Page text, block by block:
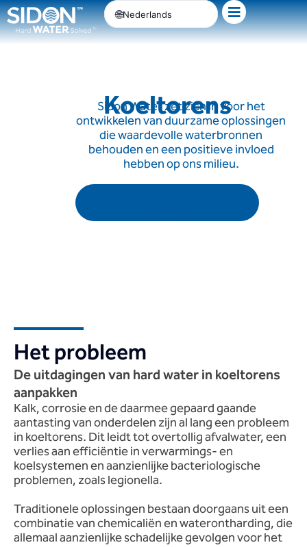
Ga
naar
de
Nederlands
Koeltorens
Sidon Water zet zich in voor het
ontwikkelen van duurzame oplossingen
die waardevolle waterbronnen
behouden en een positieve invloed
hebben op ons milieu.
Het probleem
De uitdagingen van hard water in koeltorens
aanpakken
Kalk, corrosie en de daarmee gepaard gaande
aantasting van onderdelen zijn al lang een probleem
in koeltorens. Dit leidt tot overtollig afvalwater, een
verlies aan efficiëntie in verwarmings- en
koelsystemen en aanzienlijke bacteriologische
problemen, zoals legionella.
Traditionele oplossingen bestaan doorgaans uit een
combinatie van chemicaliën en waterontharding, die
allemaal aanzienlijke schadelijke gevolgen voor het